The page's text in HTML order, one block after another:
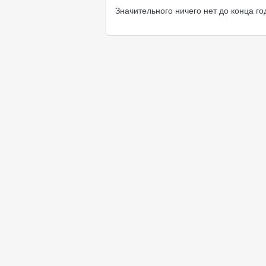
Значительного ничего нет до конца